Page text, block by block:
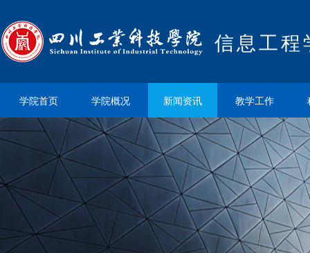
信息工程
学院首页 学院概况 新闻资讯 教学工作